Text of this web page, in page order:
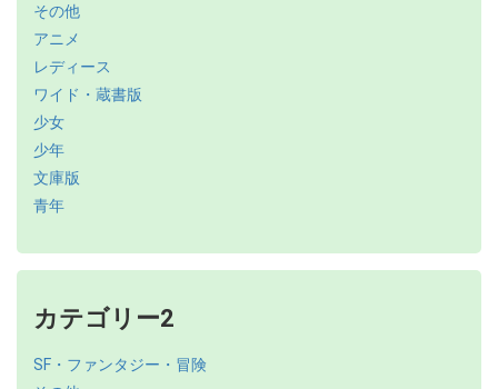
その他
アニメ
レディース
ワイド・蔵書版
少女
少年
文庫版
青年
カテゴリー2
SF・ファンタジー・冒険